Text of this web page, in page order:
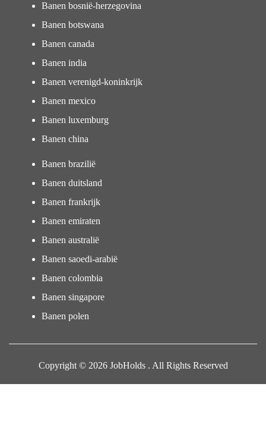
Banen bosnië-herzegovina
Banen botswana
Banen canada
Banen india
Banen verenigd-koninkrijk
Banen mexico
Banen luxemburg
Banen china
Banen brazilië
Banen duitsland
Banen frankrijk
Banen emiraten
Banen australië
Banen saoedi-arabië
Banen colombia
Banen singapore
Banen polen
Copyright © 2026 JobHolds . All Rights Reserved